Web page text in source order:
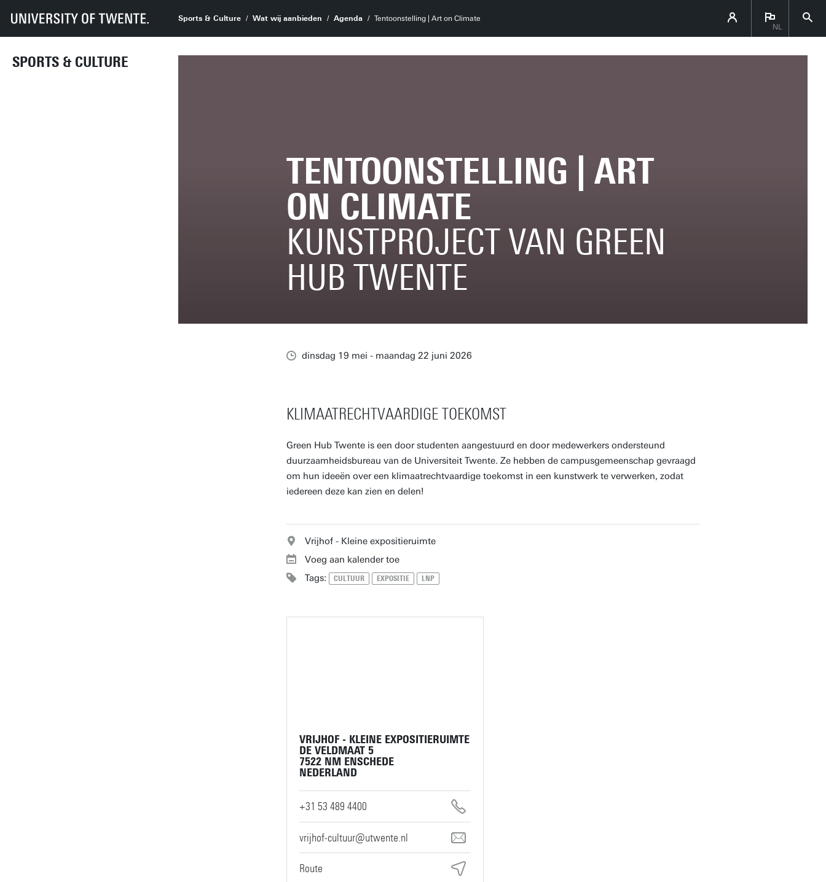
SPORTS & CULTURE
Sports & Culture Wat wij aanbieden Agenda
Tentoonstelling | Art on Climate
NL
TENTOONSTELLING | ART
ON CLIMATE
KUNSTPROJECT VAN GREEN
HUB TWENTE
dinsdag 19 mei - maandag 22 juni 2026
KLIMAATRECHTVAARDIGE TOEKOMST
Green Hub Twente is een door studenten aangestuurd en door medewerkers ondersteund
duurzaamheidsbureau van de Universiteit Twente. Ze hebben de campusgemeenschap gevraagd
om hun ideeën over een klimaatrechtvaardige toekomst in een kunstwerk te verwerken, zodat
iedereen deze kan zien en delen!
Vrijhof - Kleine expositieruimte
Voeg aan kalender toe
Tags:
CULTUUR EXPOSITIE LNP
VRIJHOF - KLEINE EXPOSITIERUIMTE
DE VELDMAAT 5
7522 NM ENSCHEDE
NEDERLAND
+31 53 489 4400
vrijhof-cultuur@utwente.nl
Route